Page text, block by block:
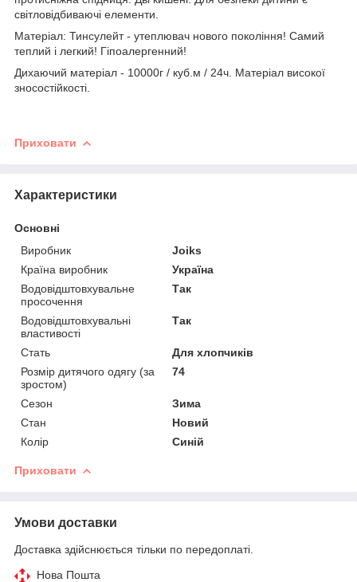
світловідбиваючі елементи.
Матеріал: Тинсулейт - утеплювач нового покоління! Самий
теплий і легкий! Гіпоалергенний!
Дихаючий матеріал - 10000г / куб.м / 24ч. Матеріал високої
зносостійкості.
Приховати
Характеристики
Основні
Виробник
Joiks
Країна виробник
Україна
Водовідштовхувальне
просочення
Так
Водовідштовхувальні
властивості
Так
Стать
Для хлопчиків
Розмір дитячого одягу (за
зростом)
74
Сезон
Зима
Стан
Новий
Колір
Синій
Приховати
Умови доставки
Доставка здійснюється тільки по передоплаті.
Нова Пошта